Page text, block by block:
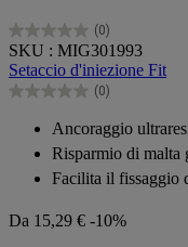
(0)
0.0
su
5
stelle.
SKU : MIG301993
Setaccio d'iniezione Fit
(0)
0.0
stelle.
Ancoraggio
Risparmio di malta
Facilita il fissaggio
Da 15,29 € -10%